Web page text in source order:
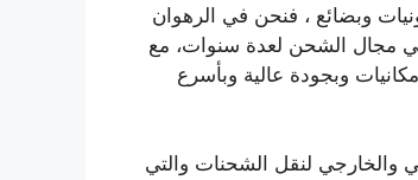
وبضائع ، فنحن في الرهوان
في مجال الشحن لعدة سنوات، مع
وبجودة عالية وبأسرع
والخارجي لنقل الشحنات والتي